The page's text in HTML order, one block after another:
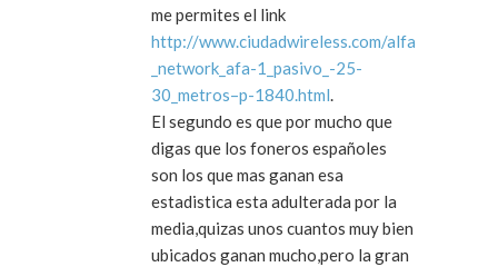
me permites el link
http://www.ciudadwireless.com/alfa
_network_afa-1_pasivo_-25-
30_metros–p-1840.html.
El segundo es que por mucho que
digas que los foneros españoles
son los que mas ganan esa
estadistica esta adulterada por la
media,quizas unos cuantos muy bien
ubicados ganan mucho,pero la gran